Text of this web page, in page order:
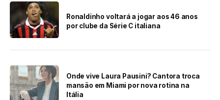
Ronaldinho voltará a jogar aos 46 anos
por clube da Série C italiana
Onde vive Laura Pausini? Cantora troca
mansão em Miami por nova rotina na
Itália